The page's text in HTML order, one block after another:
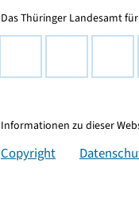
Das Thüringer Landesamt
Informationen zu dieser
Copyright